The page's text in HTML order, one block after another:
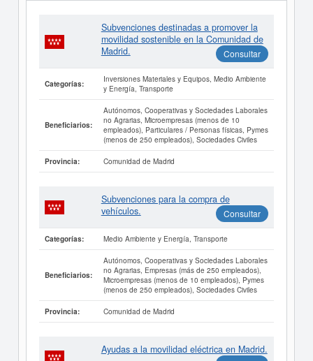
Subvenciones destinadas a promover la
movilidad sostenible en la Comunidad de
Madrid.
Consultar
Categorías:
Inversiones Materiales y Equipos, Medio Ambiente
y Energía, Transporte
Beneficiarios:
Autónomos, Cooperativas y Sociedades Laborales
no Agrarias, Microempresas (menos de 10
empleados), Particulares / Personas físicas, Pymes
(menos de 250 empleados), Sociedades Civiles
Provincia: Comunidad de Madrid
Subvenciones para la compra de
vehículos.
Consultar
Categorías: Medio Ambiente y Energía, Transporte
Beneficiarios:
Autónomos, Cooperativas y Sociedades Laborales
no Agrarias, Empresas (más de 250 empleados),
Microempresas (menos de 10 empleados), Pymes
(menos de 250 empleados), Sociedades Civiles
Provincia: Comunidad de Madrid
Ayudas a la movilidad eléctrica en Madrid.